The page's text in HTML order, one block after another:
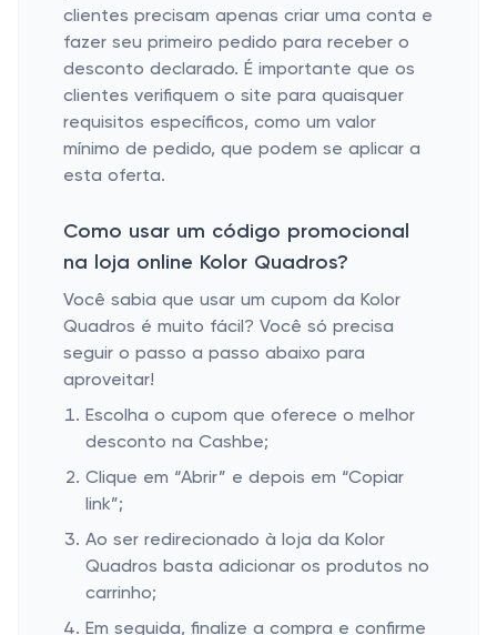
clientes precisam apenas criar uma conta e
fazer seu primeiro pedido para receber o
desconto declarado. É importante que os
clientes verifiquem o site para quaisquer
requisitos específicos, como um valor
mínimo de pedido, que podem se aplicar a
esta oferta.
Como usar um código promocional
na loja online Kolor Quadros?
Você sabia que usar um cupom da Kolor
Quadros é muito fácil? Você só precisa
seguir o passo a passo abaixo para
aproveitar!
Escolha o cupom que oferece o melhor
desconto na Cashbe;
Clique em “Abrir” e depois em “Copiar
link”;
Ao ser redirecionado à loja da Kolor
Quadros basta adicionar os produtos no
carrinho;
Em seguida, finalize a compra e confirme